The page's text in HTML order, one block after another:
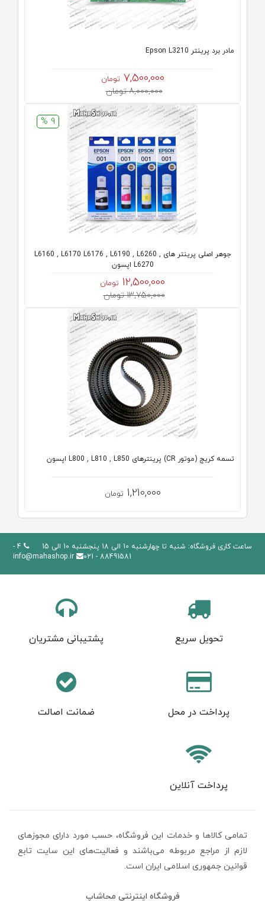
مادر برد پرینتر Epson L3210
7,500,000 تومان
8,000,000 تومان
9 %
جوهر اصلی پرینتر های L6160 , L6170 L6176 , L6190 , L6260 ,
L6270 اپسون
12,500,000 تومان
13,750,000 تومان
تسمه کریج (موتور CR) پرینترهای L800 , L810 , L850 اپسون
1,210,000 تومان
ساعت کاری فروشگاه: شنبه تا چهارشنبه 10 الی 18 پنجشنبه 10 الی 15
4 -
88491581 - 021
info@mahashop.ir
تحویل سریع پشتیبانی مشتریان
پرداخت در محل ضمانت اصالت
پرداخت آنلاین
تمامی كالاها و خدمات اين فروشگاه، حسب مورد دارای مجوزهای
لازم از مراجع مربوطه می‌باشند و فعاليت‌های اين سايت تابع
قوانين جمهوری اسلامی ایران است.
فروشگاه اینترنتی محاشاپ